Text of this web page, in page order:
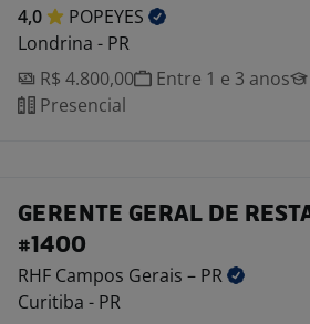
4,0
POPEYES
Londrina - PR
R$ 4.800,00
Entre 1 e 3 anos
Presencial
GERENTE GERAL DE
#1400
RHF Campos Gerais – PR
Curitiba - PR